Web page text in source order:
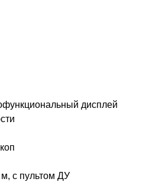
дисплей
с пультом ДУ